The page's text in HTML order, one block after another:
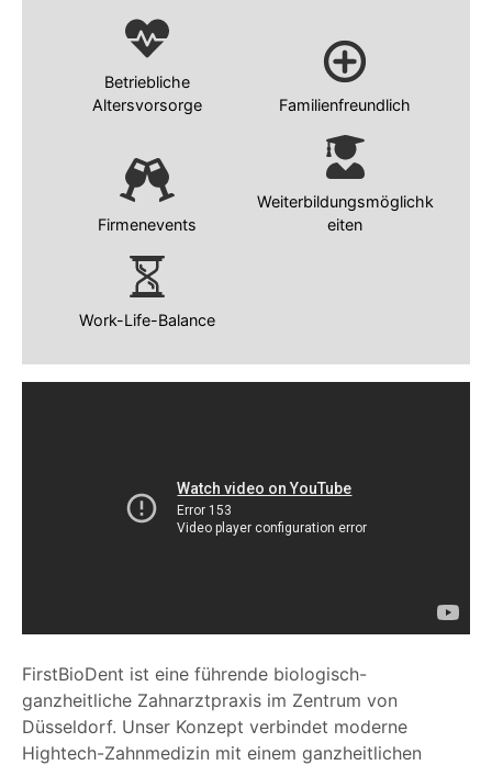
FirstBioDent ist eine führende biologisch-
ganzheitliche Zahnarztpraxis im Zentrum von
Düsseldorf. Unser Konzept verbindet moderne
Hightech-Zahnmedizin mit einem ganzheitlichen
Betriebliche
Altersvorsorge
Familienfreundlich
Firmenevents
Weiterbildungsmöglichk
eiten
Work-Life-Balance